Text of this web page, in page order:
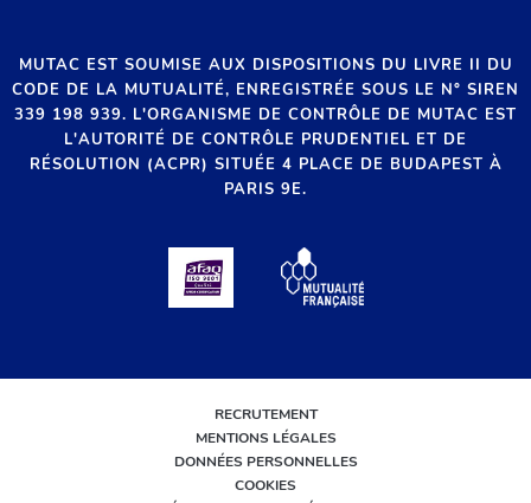
MUTAC EST SOUMISE AUX DISPOSITIONS DU LIVRE II DU
CODE DE LA MUTUALITÉ, ENREGISTRÉE SOUS LE N° SIREN
339 198 939. L'ORGANISME DE CONTRÔLE DE MUTAC EST
L'AUTORITÉ DE CONTRÔLE PRUDENTIEL ET DE
RÉSOLUTION (ACPR) SITUÉE 4 PLACE DE BUDAPEST À
PARIS 9E.
RECRUTEMENT
MENTIONS LÉGALES
DONNÉES PERSONNELLES
COOKIES